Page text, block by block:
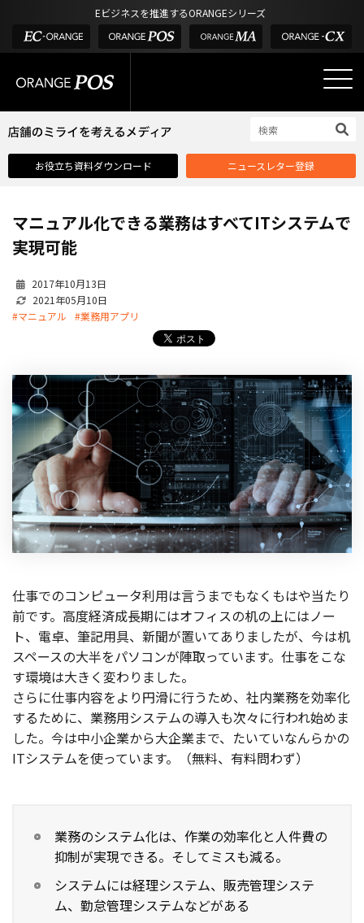
Eビジネスを推進するORANGEシリーズ
タッチパネル式カスタマーディスプレイ
インフラ環境・サポート
業界別ソリューション
酒販・ワイン
サロン
デジタル化・AI導入補助金
POS お役立ち情報
店舗のミライを考えるメディア
03-6432-0346
電話受付：平日 10:00~17:00
お役立ち資料ダウンロード ニュースレター登録
マニュアル化できる業務はすべてITシステムで
実現可能
2017年10月13日
2021年05月10日
#マニュアル
#業務用アプリ
仕事でのコンピュータ利用は言うまでもなくもはや当たり
前です。高度経済成長期にはオフィスの机の上にはノー
ト、電卓、筆記用具、新聞が置いてありましたが、今は机
スペースの大半をパソコンが陣取っています。仕事をこな
す環境は大きく変わりました。
さらに仕事内容をより円滑に行うため、社内業務を効率化
するために、業務用システムの導入も次々に行われ始めま
した。今は中小企業から大企業まで、たいていなんらかの
ITシステムを使っています。（無料、有料問わず）
業務のシステム化は、作業の効率化と人件費の
抑制が実現できる。そしてミスも減る。
システムには経理システム、販売管理システ
ム、勤怠管理システムなどがある